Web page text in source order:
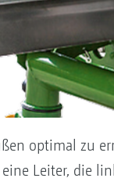
optimal zu
Leiter, die